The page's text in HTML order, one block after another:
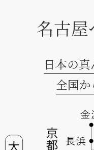
名古屋
日本の
全国